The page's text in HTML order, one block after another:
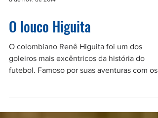
O louco Higuita
O colombiano Renê Higuita foi um dos
goleiros mais excêntricos da história do
pés, o goleiro...